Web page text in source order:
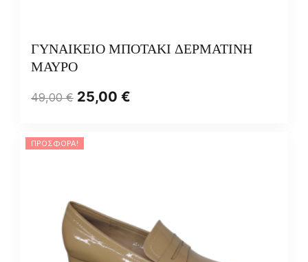
ΓΥΝΑΙΚΕΙΟ ΜΠΟΤΑΚΙ ΔΕΡΜΑΤΙΝΗ
ΜΑΥΡΟ
49,00€ 25,00 €
ΠΡΟΣΦΟΡΆ!